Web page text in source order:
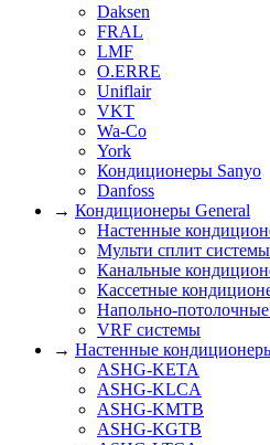
Daksen
FRAL
LMF
O.ERRE
Uniflair
VKT
Wa-Co
York
Кондиционеры Sanyo
Danfoss
→ Кондиционеры General
Настенные
Мульти сплит системы
Канальные
Кассетные
Напольно-
VRF системы
→ Настенные
ASHG-KETA
ASHG-KLCA
ASHG-KMTB
ASHG-KGTB